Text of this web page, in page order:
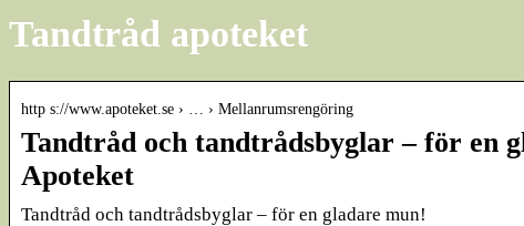
Tandtråd apoteket
http s://www.apoteket.se › … › Mellanrumsrengöring
Tandtråd och tandtrådsbyglar – för en
Apoteket
Tandtråd och tandtrådsbyglar – för en gladare mun!